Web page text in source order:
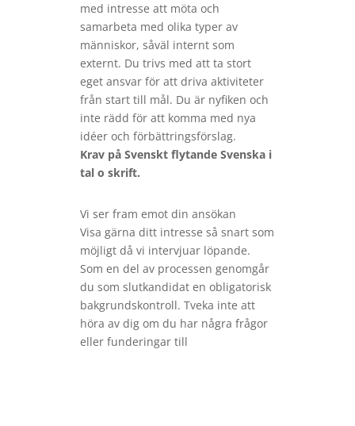
med intresse att möta och
samarbeta med olika typer av
människor, såväl internt som
externt. Du trivs med att ta stort
eget ansvar för att driva aktiviteter
från start till mål. Du är nyfiken och
inte rädd för att komma med nya
idéer och förbättringsförslag.
Krav på Svenskt flytande Svenska i
tal o skrift.
Vi ser fram emot din ansökan
Visa gärna ditt intresse så snart som
möjligt då vi intervjuar löpande.
Som en del av processen genomgår
du som slutkandidat en obligatorisk
bakgrundskontroll. Tveka inte att
höra av dig om du har några frågor
eller funderingar till